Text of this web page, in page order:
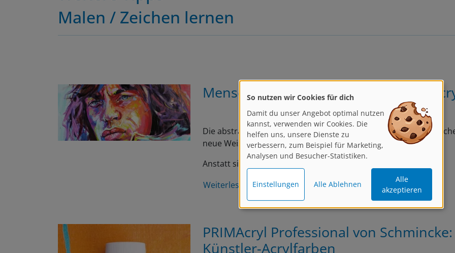
Malen / Zeichen lernen
Menschen malen in der abstrakten
Die abstrakte Acrylmalerei eignet sich perfekt, um die
neue Weise zu interpretieren!
Anstatt sich auf realistische…
Weiterlesen
PRIMAcryl Professional von
Künstler-Acrylfarben
Damit du unser Angebot optimal nutzen
kannst, verwenden wir Cookies. Die
helfen uns, unsere Dienste zu
verbessern, zum Beispiel für Marketing,
Analysen und Besucher-Statistiken.
Einstellungen
Alle
akzeptieren